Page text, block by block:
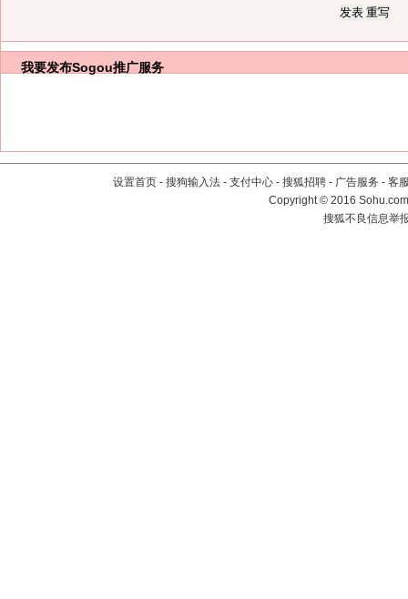
我要发布Sogou推广服务
设置首页 - 搜狗输入法 - 支付中心 - 搜狐招聘 - 广告服务 - 客
Copyright©2016
搜狐不良信息举